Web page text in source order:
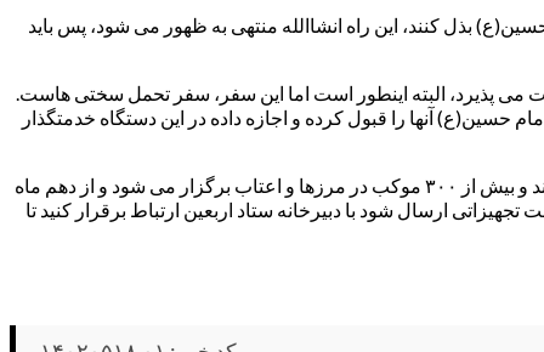
بذل کنند، این راه انشاالله منتهی به ظهور می شود، پس باید
می پذیرد، البته اینطور است اما این سفر، سفر تحمل سختی هاست.
حسین(ع) آنها را قبول کرده و اجازه داده در این دستگاه خدمتگذار
وی در پایان سخنانش خاطر نشان کرد: در اربعین پیشرو از امامزادگان و امنای موقوفات و همکاران اوقاف همه برای خدمتگذاری پیشقدم هستند و بیش از ۳۰۰ موکب در مرزها و اعتاب برگزار می شود و از دهم ماه
ارسال شود با دبیرخانه ستاد اربعین ارتباط برقرار کنید تا